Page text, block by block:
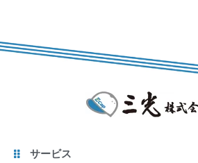
サービス